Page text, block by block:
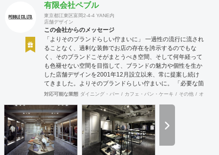
有限会社ペブル
東京都江東区富岡2-4-4 YANE内
店舗デザイン
この会社からのメッセージ
「よりそのブランドらしい佇まいに」 一過性の流行に流され
ることなく、過剰な装飾でお店の存在を誇示するのでもな
く、そのブランドこそがまとうべき空間、そして何年経って
も色褪せない空間を目指して、ブランドの魅力や個性を生か
した店舗デザインを2001年12月設立以来、常に提案し続け
てきました。よりそのブランドらしい佇まいに。 「必要な箇
所に、必要なデザインを」 2012年からはさらにその思いを
らブランディングまで総合的にブランドの出店をバックアッ
プできる体制も整えてきました。そのブランドにとってまず
何を優先すべきか、何が本当に必要なのか、そこをきちんと
アドバイスできる会社でありたいと思っています。 業務内容
・店舗設計（物販店／飲食店／美容室など） ・ブランディン
対応可能な業態 ダイニング・バー カフェ・パン・ケーキ その他 オフィス